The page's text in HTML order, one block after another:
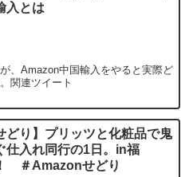
入とは
、Amazon中国輸入をやると実際ど
関連ツイート
どり】プリッツと化粧品で鬼
仕入れ同行の1日。in福
＃Amazonせどり